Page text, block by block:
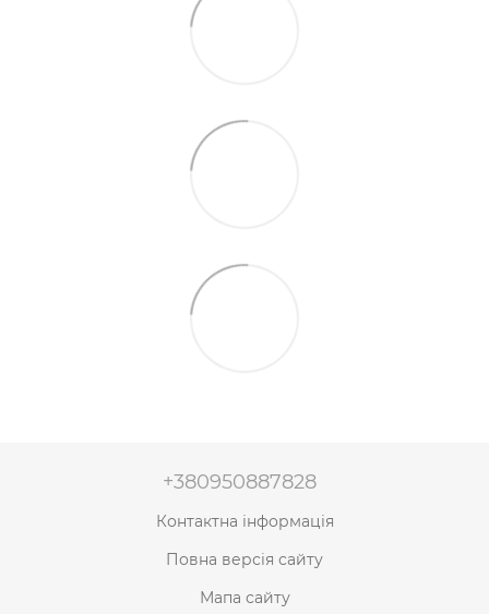
+380950887828
Контактна інформація
Повна версія сайту
Мапа сайту